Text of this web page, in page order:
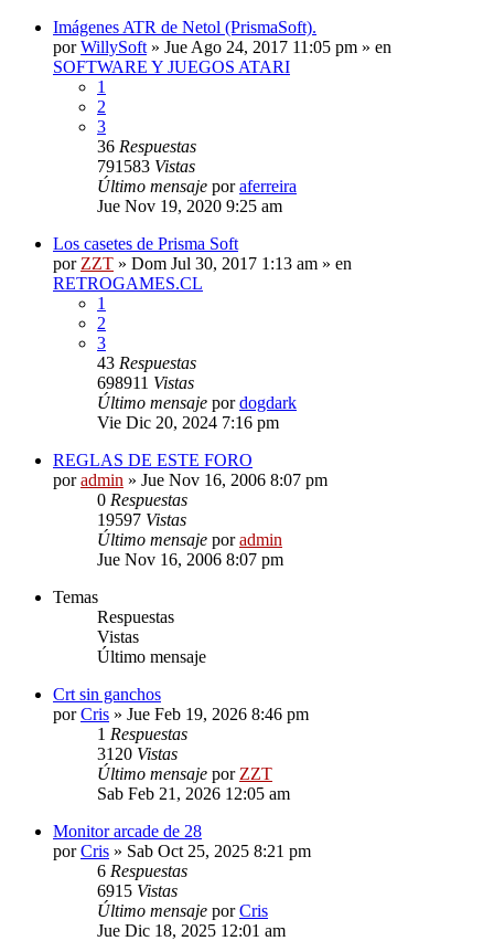
Imágenes ATR de Netol (PrismaSoft).
porWillySoft » Jue Ago 24, 2017 11:05 pm » en
SOFTWARE Y JUEGOS ATARI
1
2
3
36 Respuestas
791583 Vistas
Último mensaje poraferreira
Jue Nov 19, 2020 9:25 am
Los casetes de Prisma Soft
por ZZT » Dom Jul 30, 2017 1:13 am » en
RETROGAMES.CL
1
2
3
43 Respuestas
698911 Vistas
Último mensaje pordogdark
Vie Dic 20, 2024 7:16 pm
REGLAS DE ESTE FORO
poradmin » Jue Nov 16, 2006 8:07 pm
0 Respuestas
19597 Vistas
Último mensaje poradmin
Jue Nov 16, 2006 8:07 pm
Temas
Respuestas
Vistas
Último mensaje
Crt sin ganchos
porCris » Jue Feb 19, 2026 8:46 pm
1 Respuestas
3120 Vistas
Último mensaje por ZZT
Sab Feb 21, 2026 12:05 am
Monitor arcade de 28
porCris » Sab Oct 25, 2025 8:21 pm
6 Respuestas
6915 Vistas
Último mensaje porCris
Jue Dic 18, 2025 12:01 am